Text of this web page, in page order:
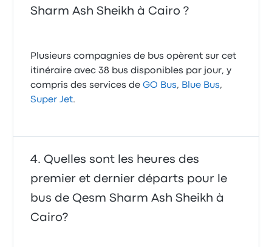
Sharm Ash Sheikh à Cairo ?
Plusieurs compagnies de bus opèrent sur cet
itinéraire avec 38 bus disponibles par jour, y
compris des services deGO Bus, Blue Bus,
Super Jet.
Quelles sont les heures des
premier et dernier départs pour le
bus de Qesm Sharm Ash Sheikh à
Cairo?